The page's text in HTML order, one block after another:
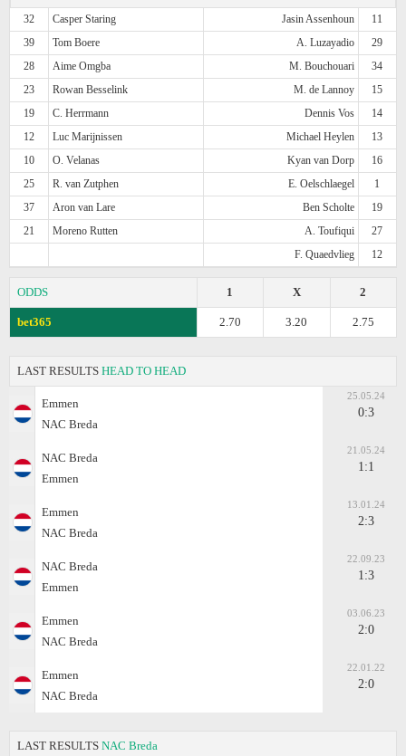
32 Casper Staring Jasin Assenhoun
11
39
Tom Boere A. Luzayadio
29
28
Aime Omgba M. Bouchouari
34
23
Rowan Besselink M. de Lannoy
15
19
C. Herrmann Dennis Vos
14
12
Luc Marijnissen Michael Heylen
13
10
O. Velanas Kyan van Dorp
16
25
R. van Zutphen E. Oelschlaegel
1
37
Aron van Lare Ben Scholte
19
21
Moreno Rutten A. Toufiqui
27
F. Quaedvlieg
12
ODDS 2
X
1
bet365 2.75
3.20
2.70
LAST RESULTS HEAD TO HEAD
Emmen
NAC Breda
25.05.24
0:3
NAC Breda
Emmen
21.05.24
1:1
Emmen
NAC Breda
13.01.24
2:3
NAC Breda
Emmen
22.09.23
1:3
Emmen
NAC Breda
03.06.23
2:0
Emmen
NAC Breda
22.01.22
2:0
LAST RESULTS NAC Breda